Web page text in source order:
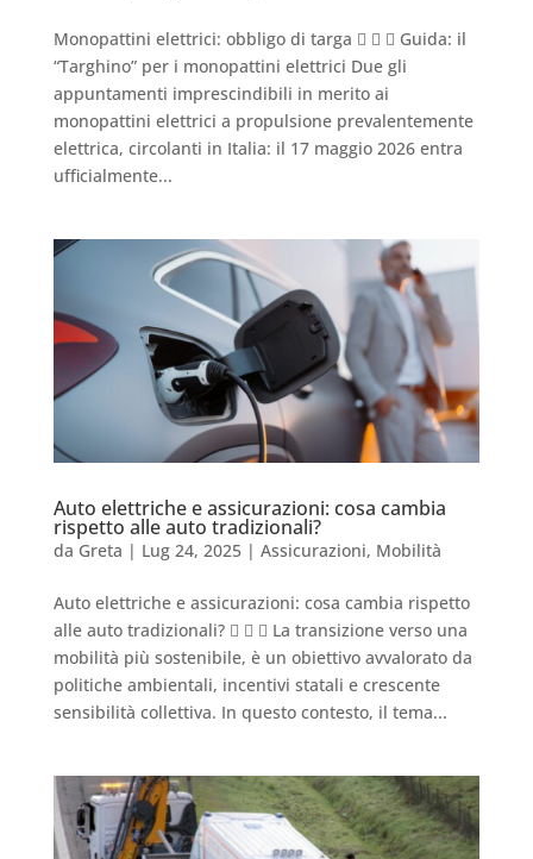
Monopattini elettrici: obbligo di targa    Guida: il
“Targhino” per i monopattini elettrici Due gli
appuntamenti imprescindibili in merito ai
monopattini elettrici a propulsione prevalentemente
elettrica, circolanti in Italia: il 17 maggio 2026 entra
ufficialmente...
Auto elettriche e assicurazioni: cosa cambia
rispetto alle auto tradizionali?
da Greta | Lug 24, 2025| Assicurazioni, Mobilità
Auto elettriche e assicurazioni: cosa cambia rispetto
alle auto tradizionali?    La transizione verso una
mobilità più sostenibile, è un obiettivo avvalorato da
politiche ambientali, incentivi statali e crescente
sensibilità collettiva. In questo contesto, il tema...